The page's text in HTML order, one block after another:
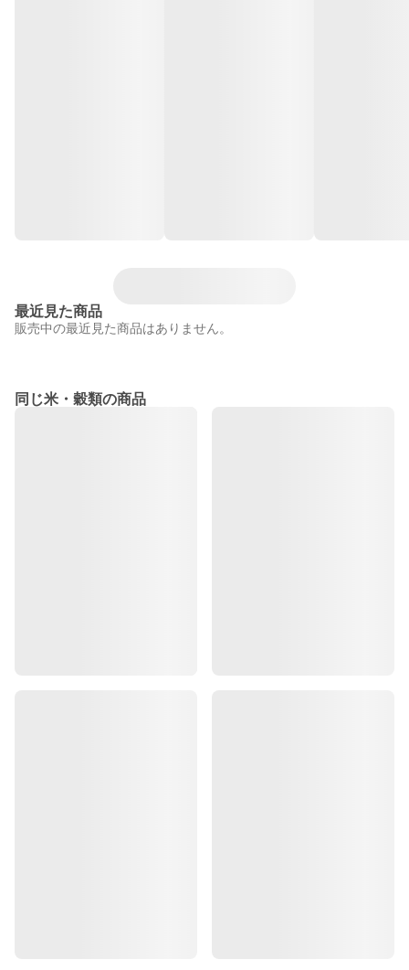
最近見た商品
販売中の最近見た商品はありません。
同じ米・穀類の商品